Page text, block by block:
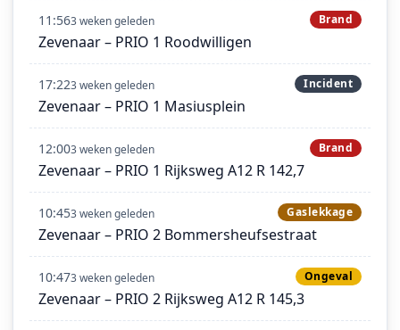
11:563 weken geleden Brand
Zevenaar – PRIO 1 Roodwilligen
17:223 weken geleden Incident
Zevenaar – PRIO 1 Masiusplein
12:003 weken geleden Brand
Zevenaar – PRIO 1 Rijksweg A12 R 142,7
10:453 weken geleden Gaslekkage
Zevenaar – PRIO 2 Bommersheufsestraat
10:473 weken geleden Ongeval
Zevenaar – PRIO 2 Rijksweg A12 R 145,3